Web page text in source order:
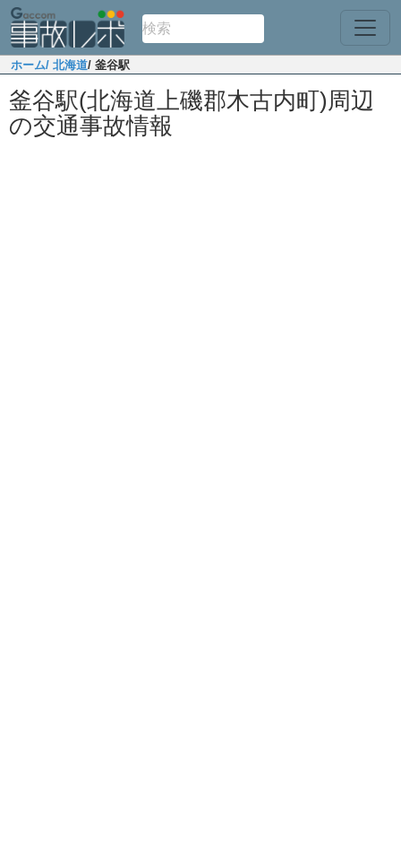
ホーム/ 北海道/ 釜谷駅
釜谷駅(北海道上磯郡木古内町)周辺
の交通事故情報